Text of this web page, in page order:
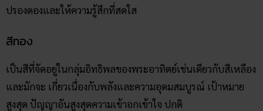
ปรองดองและให้ความรู้สึกที่สดใส
สีทอง
เป็นสีที่จัดอยู่ในกลุ่มอิทธิพลของพระอาทิตย์เช่นเดียวกับสีเหลือง
และมักจะ เกี่ยวเนื่องกับพลังและความอุดมสมบูรณ์ เป้าหมาย
สูงสุด ปัญญาอันสูงสุดความเข้าอกเข้าใจ ปกติ